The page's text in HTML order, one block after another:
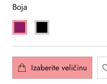
Boja
Izaberite veličinu